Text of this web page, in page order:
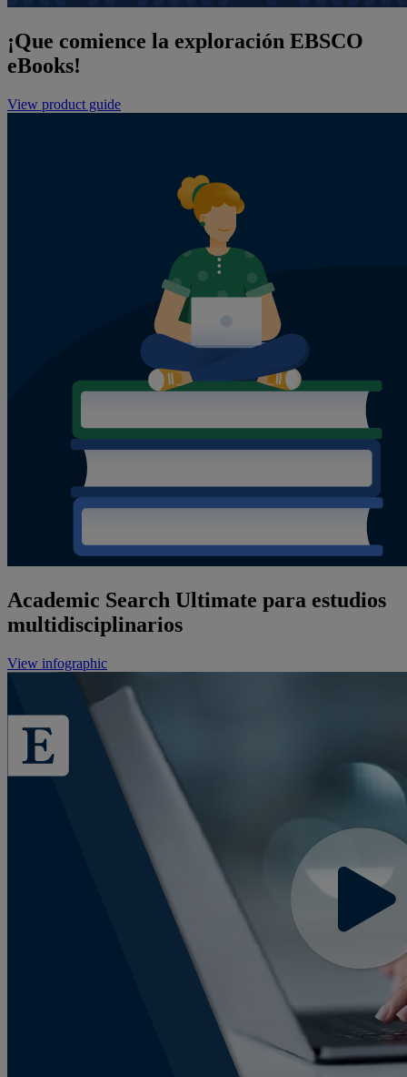
¡Que comience la exploración EBSCO
eBooks!
View product guide
Academic Search Ultimate para estudios
multidisciplinarios
View infographic